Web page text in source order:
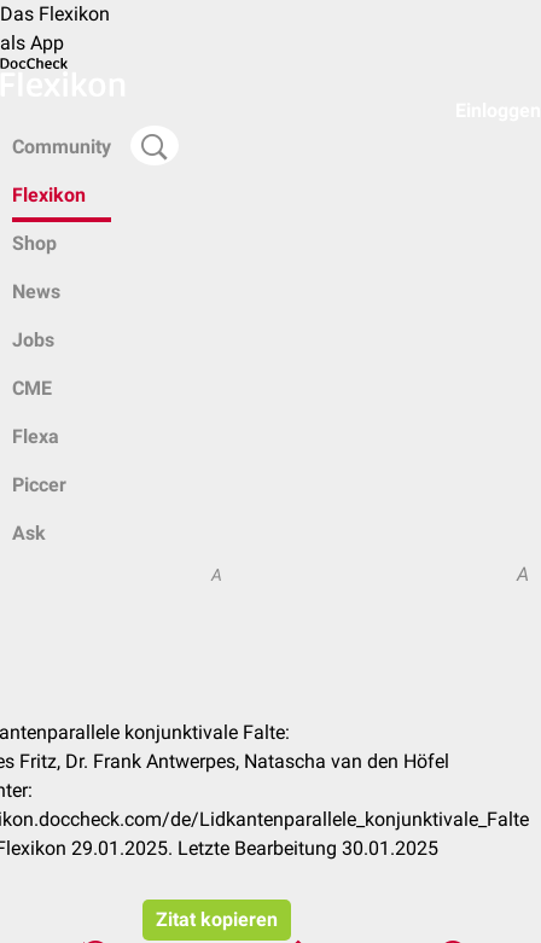
Das Flexikon
als App
Community
Flexikon
Shop
News
Jobs
CME
Flexa
Piccer
Ask
A A
konjunktivale Falte:
Fritz, Dr. Frank Antwerpes, Natascha van den Höfel
de/Lidkantenparallele_konjunktivale_Falte
29.01.2025. Letzte Bearbeitung 30.01.2025
Zitat kopieren